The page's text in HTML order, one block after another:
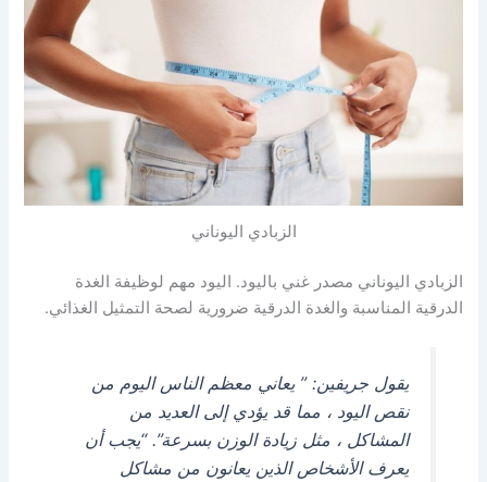
الزبادي اليوناني
الزبادي اليوناني مصدر غني باليود. اليود مهم لوظيفة الغدة
الدرقية المناسبة والغدة الدرقية ضرورية لصحة التمثيل الغذائي.
يقول جريفين: ” يعاني معظم الناس اليوم من
نقص اليود ، مما قد يؤدي إلى العديد من
المشاكل ، مثل زيادة الوزن بسرعة”. “يجب أن
يعرف الأشخاص الذين يعانون من مشاكل